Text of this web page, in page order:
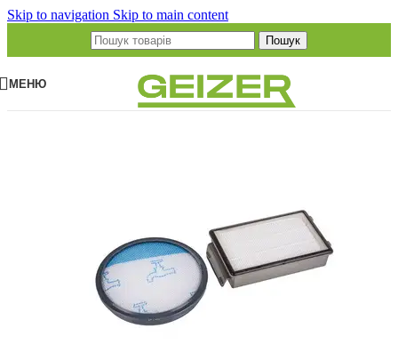
Skip to navigation Skip to main content
Пошук
МЕНЮ